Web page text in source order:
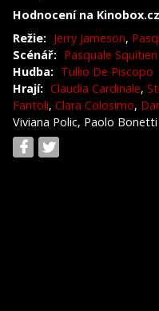
Hodnocení na
Režie: Jerry Jameson,
Scénář: Pasquale Squitieri
Hudba: Tullio De Piscopo
Hrají: Claudia Cardinale,
Fantoli, Clara Colosimo,
Viviana Polic, Paolo Bonetti